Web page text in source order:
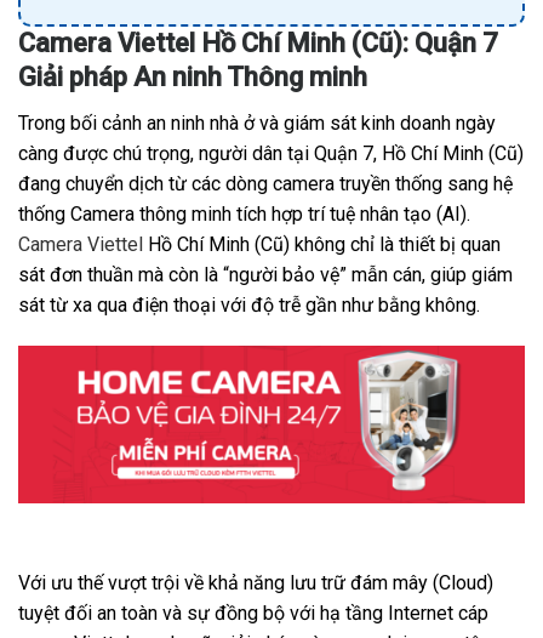
Camera Viettel Hồ Chí Minh (Cũ): Quận 7
Giải pháp An ninh Thông minh
Trong bối cảnh an ninh nhà ở và giám sát kinh doanh ngày
càng được chú trọng, người dân tại Quận 7, Hồ Chí Minh (Cũ)
đang chuyển dịch từ các dòng camera truyền thống sang hệ
thống Camera thông minh tích hợp trí tuệ nhân tạo (AI).
Camera Viettel Hồ Chí Minh (Cũ) không chỉ là thiết bị quan
sát đơn thuần mà còn là “người bảo vệ” mẫn cán, giúp giám
sát từ xa qua điện thoại với độ trễ gần như bằng không.
Với ưu thế vượt trội về khả năng lưu trữ đám mây (Cloud)
tuyệt đối an toàn và sự đồng bộ với hạ tầng Internet cáp